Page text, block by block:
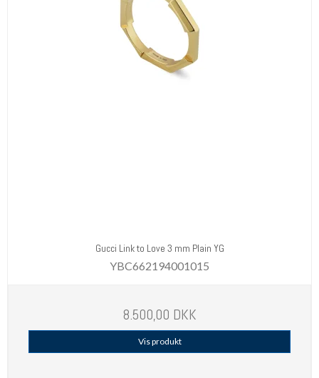
Gucci Link to Love 3 mm Plain YG
YBC662194001015
8.500,00 DKK
Vis produkt